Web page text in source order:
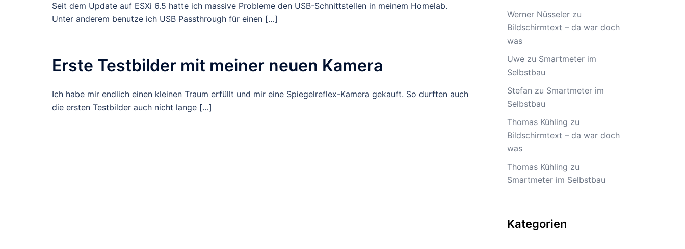
Seit dem Update auf ESXi 6.5 hatte ich massive Probleme den USB-Schnittstellen in meinem Homelab.
Unter anderem benutze ich USB Passthrough für einen […]
Erste Testbilder mit meiner neuen Kamera
Ich habe mir endlich einen kleinen Traum erfüllt und mir eine Spiegelreflex-Kamera gekauft. So durften auch
die ersten Testbilder auch nicht lange […]
Werner Nüsselerzu
Bildschirmtext – da war doch
was
Uwezu Smartmeter im
Selbstbau
Stefan zu Smartmeter im
Selbstbau
Thomas Kühling zu
Bildschirmtext – da war doch
was
Thomas Kühling zu
Smartmeter im Selbstbau
Kategorien